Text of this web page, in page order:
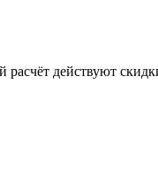
расчёт действуют